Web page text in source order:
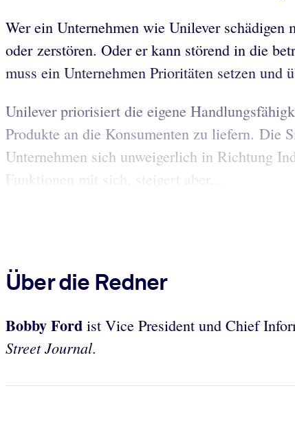
Wer ein Unternehmen wie Unilever
oder zerstören. Oder er kann störend in die
muss ein Unternehmen Prioritäten setzen und
Unilever priorisiert die eigene
Produkte an die Konsumenten zu liefern. Die
Unternehmen sich unweigerlich in Richtung
Funktionen mit sich, steigert aber...
Über die Redner
Bobby Ford ist Vice President und Chief
Street Journal.